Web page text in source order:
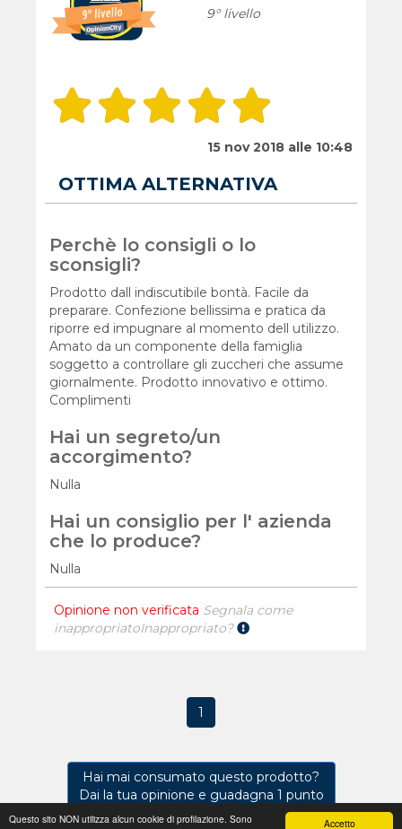
Accetto
Questo sito NON utilizza alcun cookie di profilazione. Sono
9° livello
15 nov 2018 alle 10:48
OTTIMA ALTERNATIVA
Perchè lo consigli o lo
sconsigli?
Prodotto dall indiscutibile bontà. Facile da
preparare. Confezione bellissima e pratica da
riporre ed impugnare al momento dell utilizzo.
Amato da un componente della famiglia
soggetto a controllare gli zuccheri che assume
giornalmente. Prodotto innovativo e ottimo.
Complimenti
Hai un segreto/un
accorgimento?
Nulla
Hai un consiglio per l' azienda
che lo produce?
Nulla
Opinione non verificata Segnala come
inappropriatoInappropriato?
1
Hai mai consumato questo prodotto?
Dai la tua opinione e guadagna 1 punto